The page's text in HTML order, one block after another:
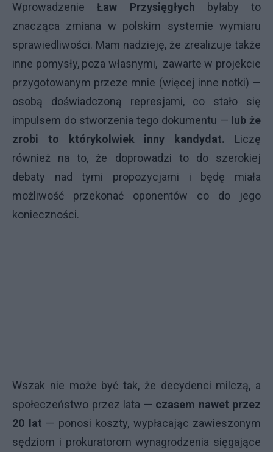
WprowadzenieŁaw Przysięgłych byłaby to
znacząca zmiana w polskim systemie wymiaru
sprawiedliwości. Mam nadzieję, że zrealizuje także
inne pomysły, poza własnymi, zawarte w projekcie
przygotowanym przeze mnie (więcej inne notki) —
osobą doświadczoną represjami, co stało się
impulsem do stworzenia tego dokumentu — l ub że
zrobi to którykolwiek inny kandydat. Liczę
również na to, że doprowadzi to do szerokiej
debaty nad tymi propozycjami i będę miała
możliwość przekonać oponentów co do jego
konieczności.
Wszak nie może być tak, że decydenci milczą, a
społeczeństwo przez lata — czasem nawet przez
20 lat — ponosi koszty, wypłacając zawieszonym
sędziom i prokuratorom wynagrodzenia sięgające